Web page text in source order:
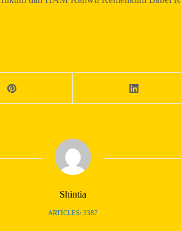
Shintia
ARTICLES: 3387